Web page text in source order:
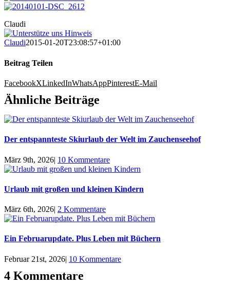
Claudi
Claudi2015-01-20T23:08:57+01:00
Beitrag Teilen
FacebookXLinkedInWhatsAppPinterestE-Mail
Ähnliche Beiträge
Der entspannteste Skiurlaub der Welt im Zauchenseehof
März 9th, 2026| 10 Kommentare
Urlaub mit großen und kleinen Kindern
März 6th, 2026| 2 Kommentare
Ein Februarupdate. Plus Leben mit Büchern
Februar 21st, 2026| 10 Kommentare
4 Kommentare